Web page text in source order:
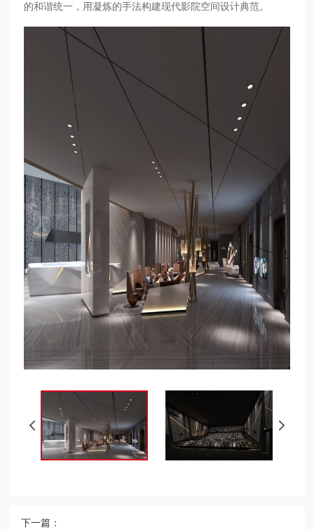
的和谐统一，用凝炼的手法构建现代影院空间设计典范。
下一篇：